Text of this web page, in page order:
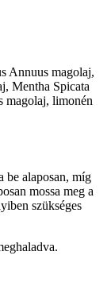
Annuus magolaj,
Mentha Spicata
magolaj, limonén
be alaposan, míg
mossa meg a
szükséges